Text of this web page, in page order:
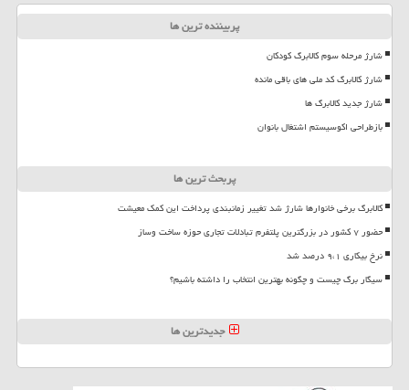
پربیننده ترین ها
شارژ مرحله سوم کالابرگ کودکان
شارژ کالابرگ کد ملی های باقی مانده
شارژ جدید کالابرگ ها
بازطراحی اکوسیستم اشتغال بانوان
پربحث ترین ها
کالابرگ برخی خانوارها شارژ شد تغییر زمانبندی پرداخت این کمک معیشت
حضور ۷ کشور در بزرگترین پلتفرم تبادلات تجاری حوزه ساخت وساز
نرخ بیکاری ۹،۱ درصد شد
سیگار برگ چیست و چگونه بهترین انتخاب را داشته باشیم؟
جدیدترین ها